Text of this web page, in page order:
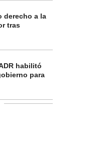
derecho a la
tras
habilitó
para